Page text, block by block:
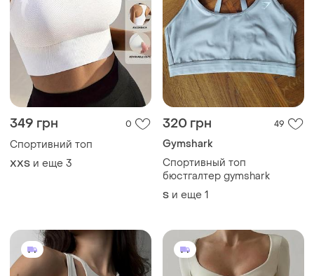
349 грн 0
Спортивний топ
XХS и еще 3
320 грн 49
Gymshark
Спортивный топ
бюстгалтер gymshark
S и еще 1